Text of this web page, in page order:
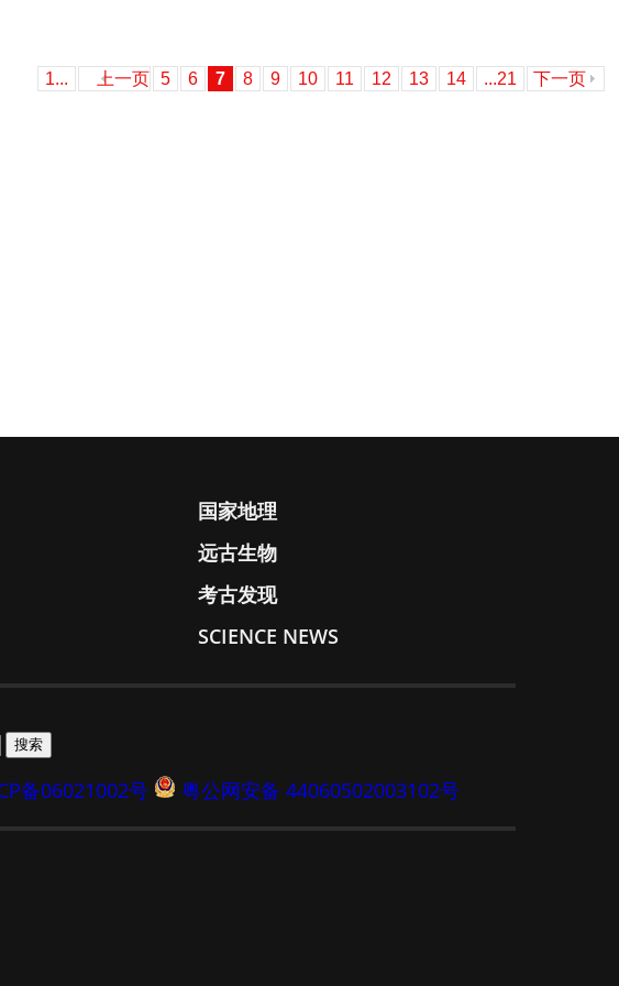
1... 上一页 5 6 7 8 9 10 11 12 13 14 ...21 下一页
国家地理
远古生物
考古发现
SCIENCE NEWS
备06021002号 粤公网安备 44060502003102号